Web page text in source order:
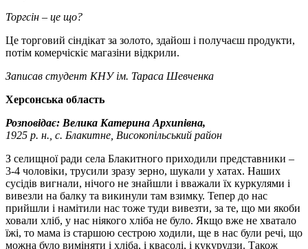
Торгсін – це що?
Це торговий сіндікат за золото, здайош і получаєш продукти,
потім комерчіскіє магазіни відкрили.
Записав студент КНУ ім. Тараса Шевченка
Херсонська область
Розповідає: Велика Катерина Архипівна,
1925 р. н., с. Блакитне, Високопільський район
З селищної ради села Блакитного приходили представники –
3-4 чоловіки, трусили зразу зерно, шукали у хатах. Наших
сусідів вигнали, нічого не знайшли і вважали їх куркулями і
вивезли на балку та викинули там взимку. Тепер до нас
прийшли і намітили нас тоже туди вивезти, за те, що ми якоби
ховали хліб, у нас ніякого хліба не було. Якщо вже не хватало
їжі, то мама із старшою сестрою ходили, ще в нас були речі, що
можна було виміняти і хліба, і квасолі, і кукурудзи. Також